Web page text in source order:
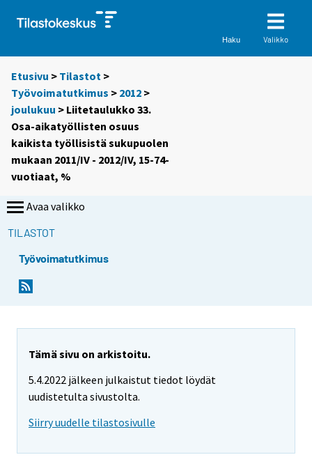
Haku Valikko
Etusivu > Tilastot >
Työvoimatutkimus > 2012 >
joulukuu > Liitetaulukko 33.
Osa-aikatyöllisten osuus
kaikista työllisistä sukupuolen
mukaan 2011/IV - 2012/IV, 15-74-
vuotiaat, %
Avaa valikko
TILASTOT
Työvoimatutkimus
Tämä sivu on arkistoitu.
5.4.2022 jälkeen julkaistut tiedot löydät
uudistetulta sivustolta.
Siirry uudelle tilastosivulle